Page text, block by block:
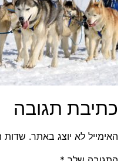
כתיבת תגובה
האימייל לא יוצג באתר. שדות